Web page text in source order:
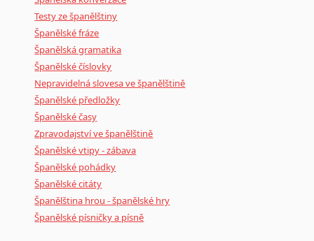
Testy ze španělštiny
Španělské fráze
Španělská gramatika
Španělské číslovky
Nepravidelná slovesa ve španělštině
Španělské předložky
Španělské časy
Zpravodajství ve španělštině
Španělské vtipy - zábava
Španělské pohádky
Španělské citáty
Španělština hrou - španělské hry
Španělské písničky a písně